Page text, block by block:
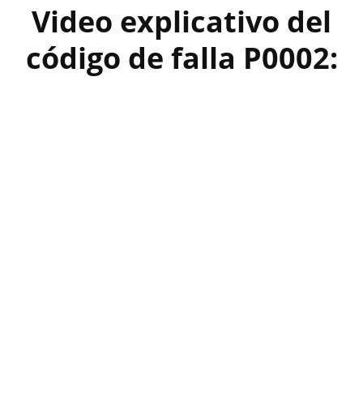
Video explicativo del
código de falla P0002: